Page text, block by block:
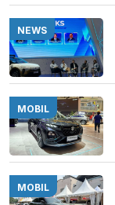
NEWS
MOBIL
MOBIL